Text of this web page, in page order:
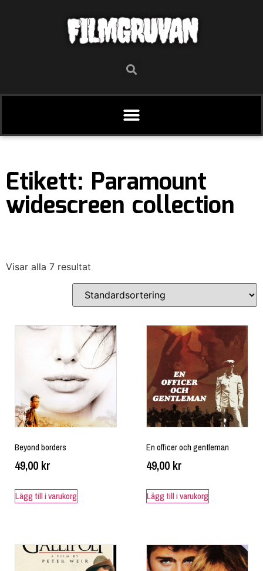
FILMGRUVAN
Etikett: Paramount
widescreen collection
Visar alla 7 resultat
Beyond borders
49,00 kr
Lägg till i varukorg
En officer och gentleman
49,00 kr
Lägg till i varukorg